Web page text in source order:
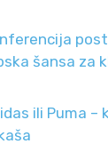
šansa za
ili Puma –